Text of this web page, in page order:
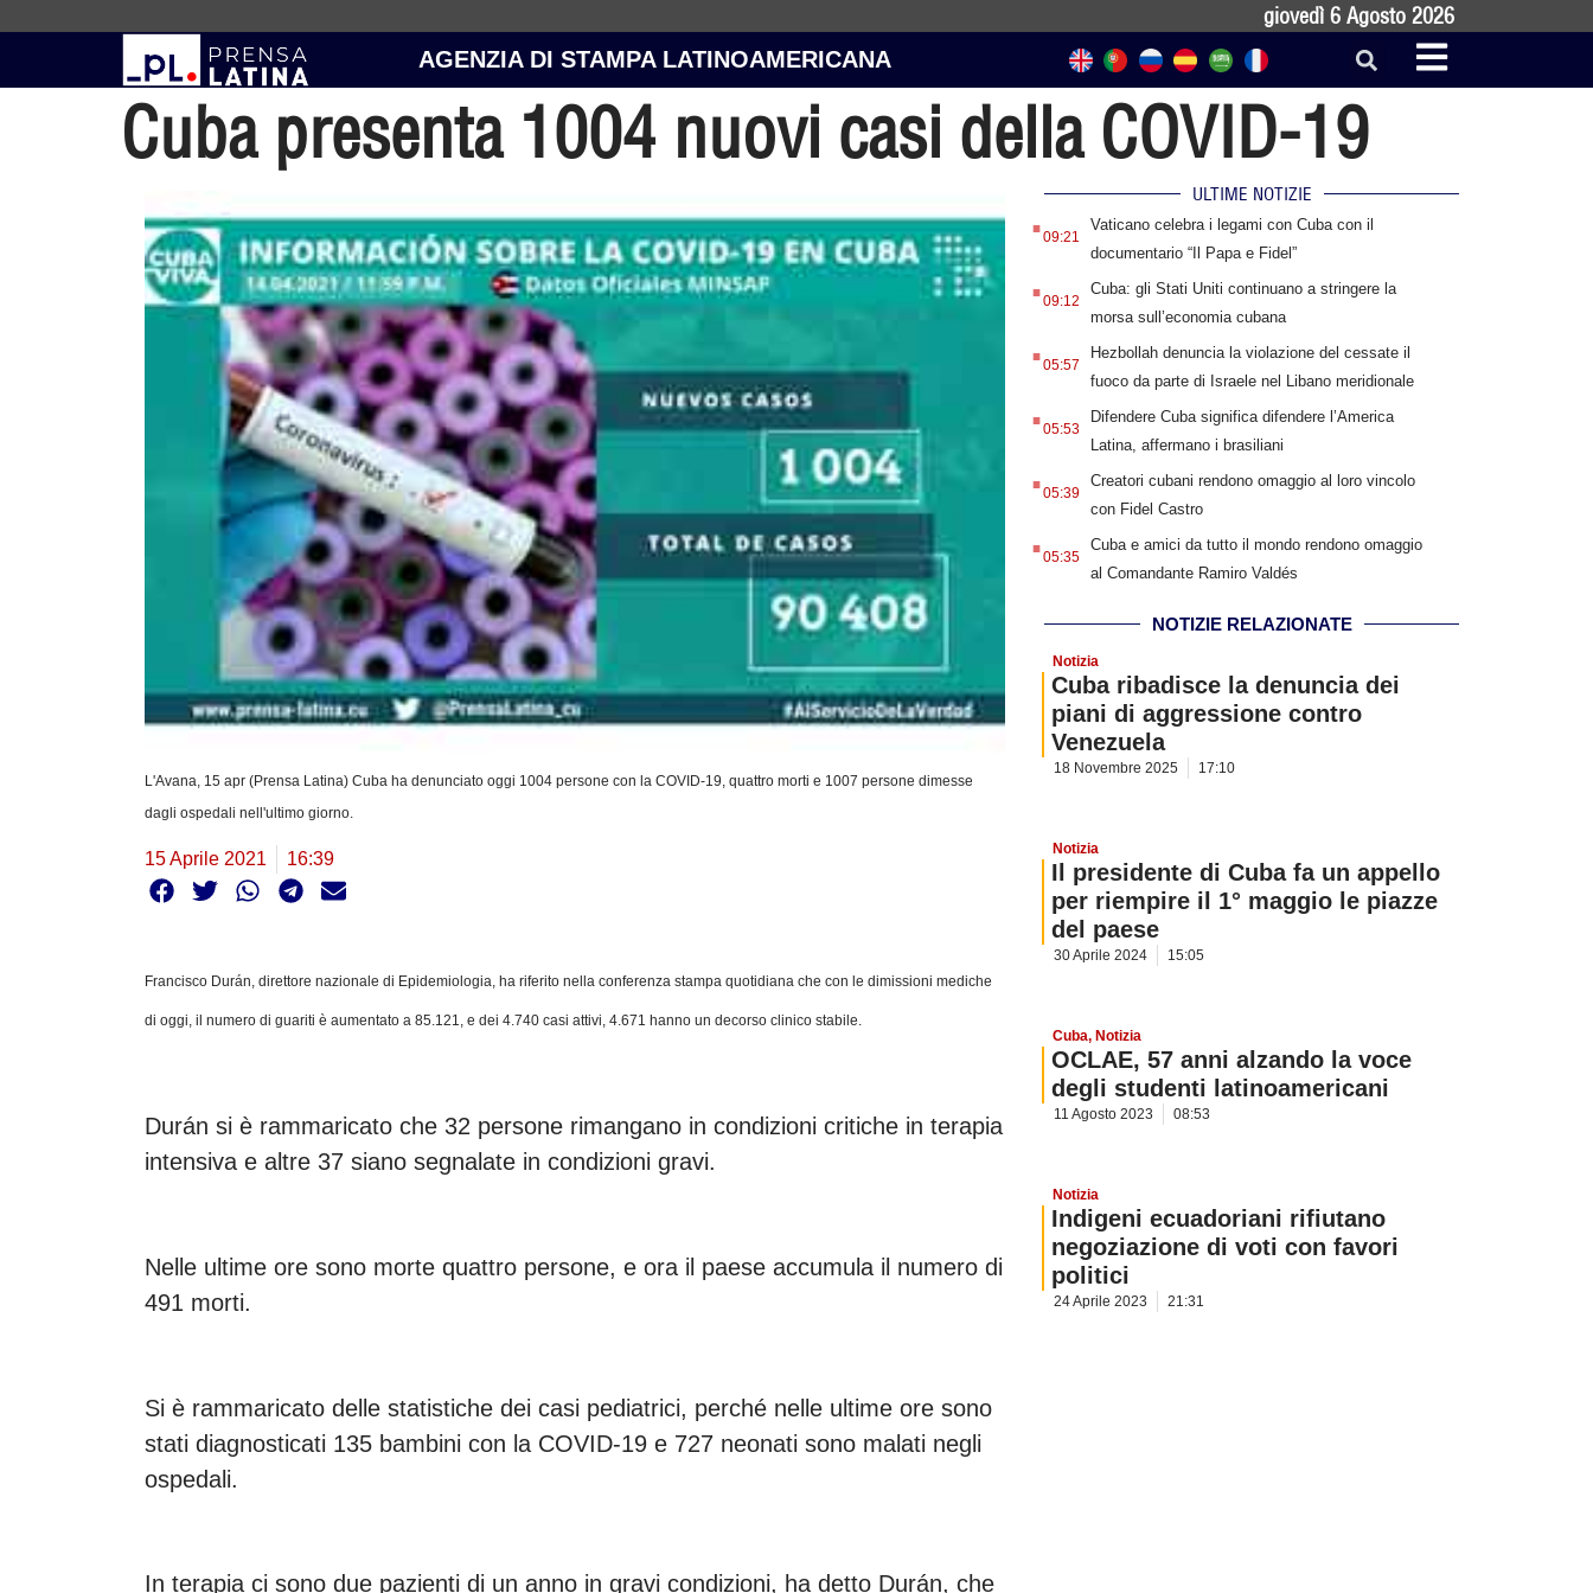
giovedì 6 Agosto 2026
AGENZIA DI STAMPA LATINOAMERICANA
Cuba presenta 1004 nuovi casi della COVID-19
L'Avana, 15 apr (Prensa Latina) Cuba ha denunciato oggi 1004 persone con la COVID-19, quattro morti e 1007 persone dimesse
dagli ospedali nell'ultimo giorno.
15 Aprile 2021 16:39
Francisco Durán, direttore nazionale di Epidemiologia, ha riferito nella conferenza stampa quotidiana che con le dimissioni mediche
di oggi, il numero di guariti è aumentato a 85.121, e dei 4.740 casi attivi, 4.671 hanno un decorso clinico stabile.
Durán si è rammaricato che 32 persone rimangano in condizioni critiche in terapia
intensiva e altre 37 siano segnalate in condizioni gravi.
Nelle ultime ore sono morte quattro persone, e ora il paese accumula il numero di
491 morti.
Si è rammaricato delle statistiche dei casi pediatrici, perché nelle ultime ore sono
stati diagnosticati 135 bambini con la COVID-19 e 727 neonati sono malati negli
ospedali.
In terapia ci sono due pazienti di un anno in gravi condizioni, ha detto Durán, che
ULTIME NOTIZIE
.09:21
Vaticano celebra i legami con Cuba con il
documentario “Il Papa e Fidel”
.09:12
Cuba: gli Stati Uniti continuano a stringere la
morsa sull’economia cubana
.05:57
Hezbollah denuncia la violazione del cessate il
fuoco da parte di Israele nel Libano meridionale
.05:53
Difendere Cuba significa difendere l’America
Latina, affermano i brasiliani
.05:39
Creatori cubani rendono omaggio al loro vincolo
con Fidel Castro
.05:35
Cuba e amici da tutto il mondo rendono omaggio
al Comandante Ramiro Valdés
NOTIZIE RELAZIONATE
Notizia
Cuba ribadisce la denuncia dei
piani di aggressione contro
Venezuela
18 Novembre 2025 17:10
Notizia
Il presidente di Cuba fa un appello
per riempire il 1° maggio le piazze
del paese
30 Aprile 2024 15:05
Cuba, Notizia
OCLAE, 57 anni alzando la voce
degli studenti latinoamericani
11 Agosto 2023 08:53
Notizia
Indigeni ecuadoriani rifiutano
negoziazione di voti con favori
politici
24 Aprile 2023 21:31